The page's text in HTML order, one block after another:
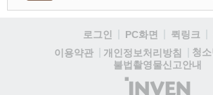
로그인 PC화면 퀵링크
이용약관
개인정보처리방침
청
불법촬영물신고안내
(주)